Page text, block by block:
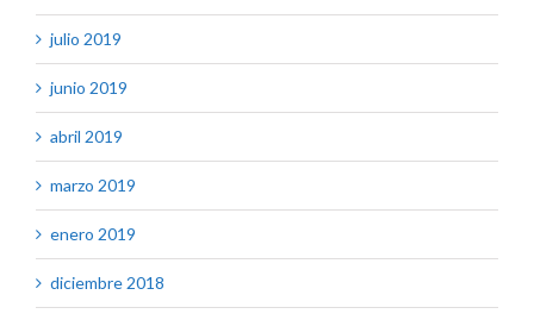
julio 2019
junio 2019
abril 2019
marzo 2019
enero 2019
diciembre 2018